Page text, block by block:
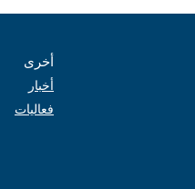
أخرى
أخبار
فعاليات